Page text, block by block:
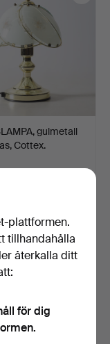
gulmetall
Cottex.
plattformen.
tillhandahålla
återkalla ditt
för dig